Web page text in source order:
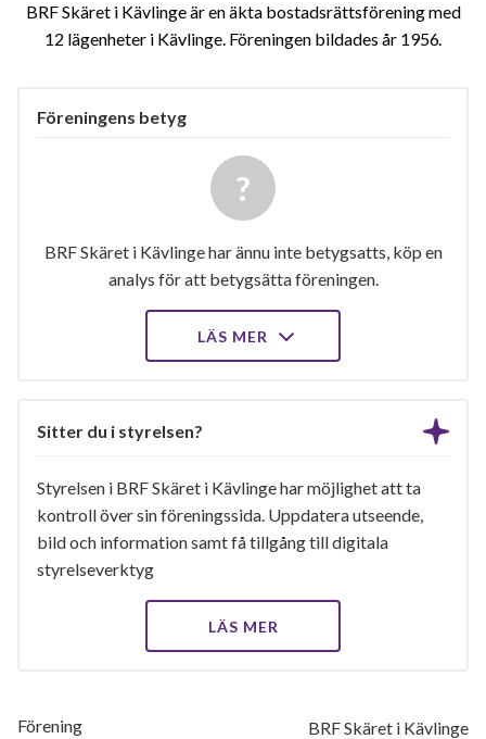
BRF Skäret i Kävlinge är en äkta bostadsrättsförening med
12 lägenheter i Kävlinge. Föreningen bildades år 1956
Föreningens betyg
BRF Skäret i Kävlinge har ännu inte betygsatts, köp en
analys för att betygsätta föreningen.
LÄS MER
Sitter du i styrelsen?
Styrelsen i BRF Skäret i Kävlinge har möjlighet att ta
kontroll över sin föreningssida. Uppdatera utseende,
bild och information samt få tillgång till digitala
styrelseverktyg
LÄS MER
Förening BRF Skäret i Kävlinge